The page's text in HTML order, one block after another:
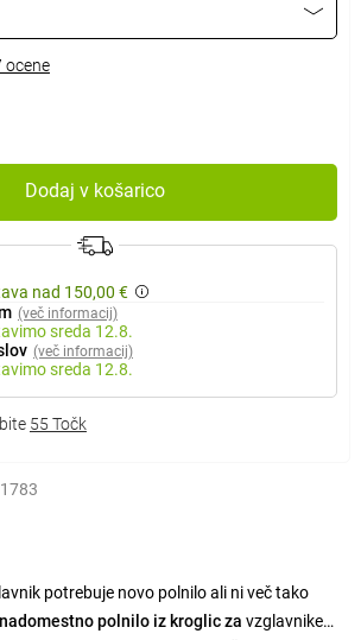
ocene
Dodaj v košarico
nad 150,00 €
(več informacij)
sreda 12.8.
(več informacij)
sreda 12.8.
55 Točk
potrebuje novo polnilo ali ni več tako
polnilo iz kroglic za vzglavnike